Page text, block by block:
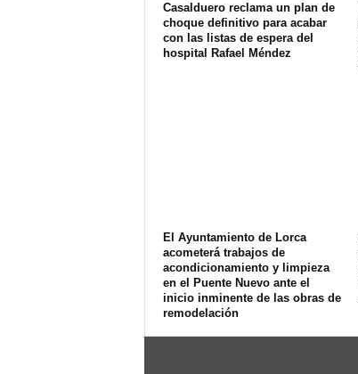
Casalduero reclama un plan de
choque definitivo para acabar
con las listas de espera del
hospital Rafael Méndez
El Ayuntamiento de Lorca
acometerá trabajos de
acondicionamiento y limpieza
en el Puente Nuevo ante el
inicio inminente de las obras de
remodelación